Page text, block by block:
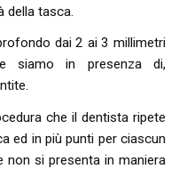
della tasca.
dai 2 ai 3 millimetri
siamo in presenza di,
che il dentista ripete
ed in più punti per ciascun
non si presenta in maniera